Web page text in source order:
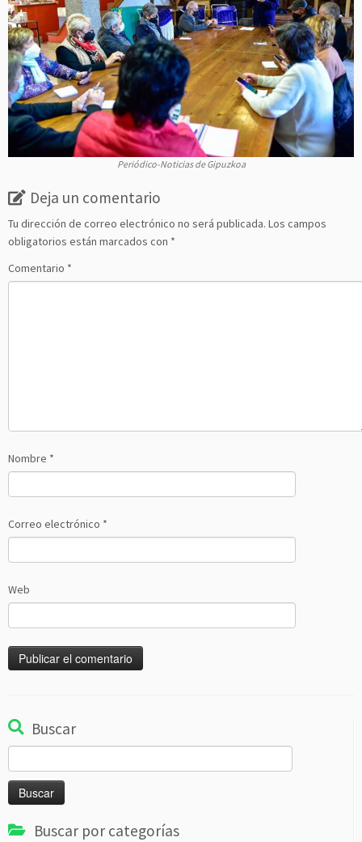
Periódico-Noticias de Gipuzkoa
Deja un comentario
Tu dirección de correo electrónico no será publicada. Los campos
obligatorios están marcados con *
Comentario *
Nombre *
Correo electrónico *
Web
Buscar
Buscar por categorías